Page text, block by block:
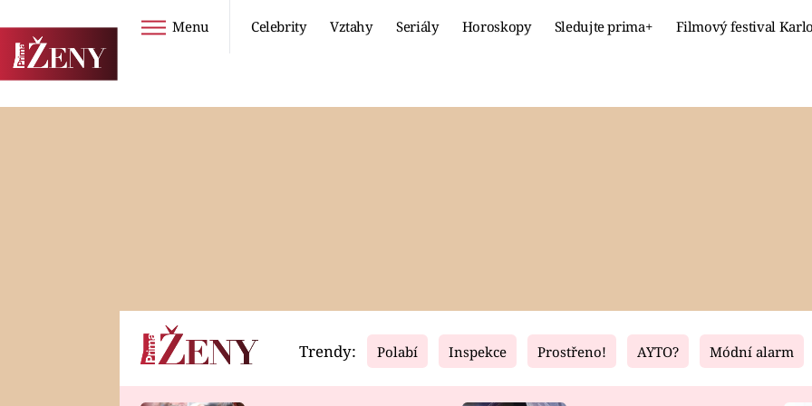
Menu Celebrity Vztahy Seriály Horoskopy Sledujte prima+ Filmový festival
Horoskopy Video Fresh Living
Trendy: Polabí Inspekce Prostřeno! AYTO? Módní alarm